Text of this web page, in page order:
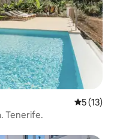
5 (13)
Tenerife.